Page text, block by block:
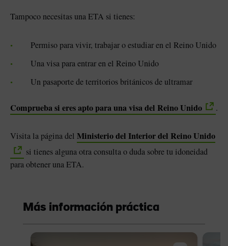
Tampoco necesitas una ETA si tienes:
Permiso para vivir, trabajar o estudiar en el Reino Unido
Una visa para entrar en el Reino Unido
Un pasaporte de territorios británicos de ultramar
Comprueba si eres apto para una visa del Reino Unido .
Visita la página del Ministerio del Interior del Reino Unido
si tienes alguna otra consulta o duda sobre tu idoneidad
para obtener una ETA.
Más información práctica